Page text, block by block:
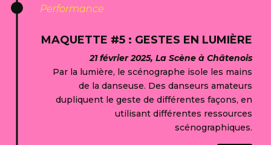
Performance
MAQUETTE #5 : GESTES EN LUMIÈRE
21 février 2025, La Scène à Châtenois
Par la lumière, le scénographe isole les mains
de la danseuse. Des danseurs amateurs
dupliquent le geste de différentes façons, en
utilisant différentes ressources
scénographiques.